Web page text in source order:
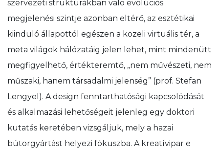
szervezeti struktúrákban való evolúciós
megjelenési szintje azonban eltérő, az esztétikai
kiinduló állapottól egészen a közeli virtuális tér, a
meta világok hálózatáig jelen lehet, mint mindenütt
megfigyelhető, értékteremtő, „nem művészeti, nem
műszaki, hanem társadalmi jelenség” (prof. Stefan
Lengyel). A design fenntarthatósági kapcsolódását
és alkalmazási lehetőségeit jelenleg egy doktori
kutatás keretében vizsgáljuk, mely a hazai
bútorgyártást helyezi fókuszba. A kreatívipar e